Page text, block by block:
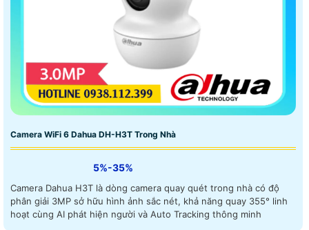
Camera WiFi 6 Dahua DH-H3T Trong Nhà
5%-35%
Camera Dahua H3T là dòng camera quay quét trong nhà có độ
phân giải 3MP sở hữu hình ảnh sắc nét, khả năng quay 355° linh
hoạt cùng AI phát hiện người và Auto Tracking thông minh